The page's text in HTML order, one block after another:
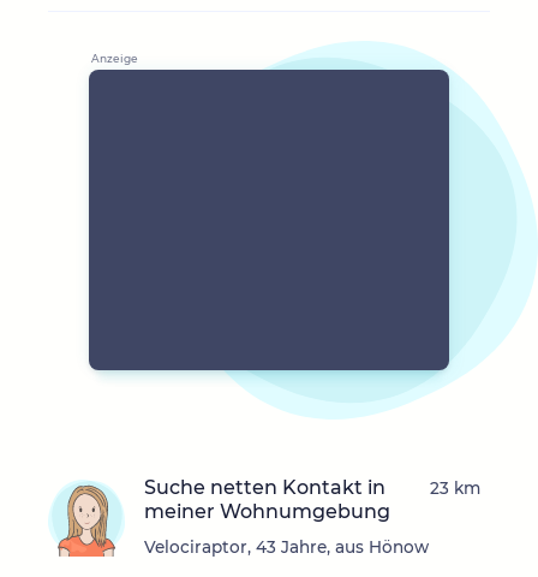
Suche netten Kontakt in
meiner Wohnumgebung
Velociraptor, 43 Jahre, aus Hönow
23 km